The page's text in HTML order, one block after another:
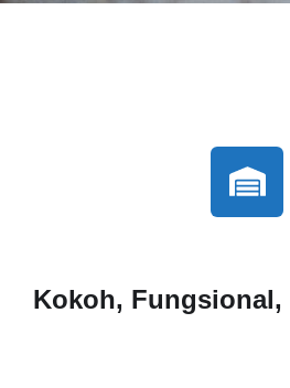
Kokoh, Fungsional,